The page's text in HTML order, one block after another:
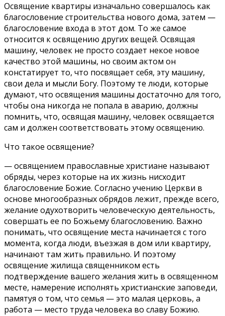
Освящение квартиры изначально совершалось как
благословение строительства нового дома, затем —
благословение входа в этот дом. То же самое
относится к освящению других вещей. Освящая
машину, человек не просто создает некое новое
качество этой машины, но своим актом он
констатирует то, что посвящает себя, эту машину,
свои дела и мысли Богу. Поэтому те люди, которые
думают, что освящения машины достаточно для того,
чтобы она никогда не попала в аварию, должны
помнить, что, освящая машину, человек освящается
сам и должен соответствовать этому освящению.
Что такое освящение?
— освящением православные христиане называют
обряды, через которые на их жизнь нисходит
благословение Божие. Согласно учению Церкви в
основе многообразных обрядов лежит, прежде всего,
желание одухотворить человеческую деятельность,
совершать ее по Божьему благословению. Важно
понимать, что освящение места начинается с того
момента, когда люди, въезжая в дом или квартиру,
начинают там жить правильно. И поэтому
освящение жилища священником есть
подтверждение вашего желания жить в освященном
месте, намерение исполнять христианские заповеди,
памятуя о том, что семья — это малая церковь, а
работа — место труда человека во славу Божию.